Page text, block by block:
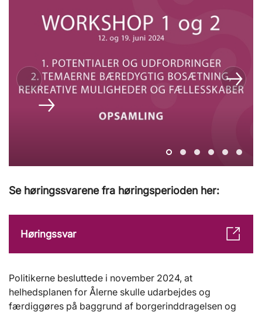
Se høringssvarene fra høringsperioden her:
Høringssvar
Politikerne besluttede i november 2024, at
helhedsplanen for Ålerne skulle udarbejdes og
færdiggøres på baggrund af borgerinddragelsen og